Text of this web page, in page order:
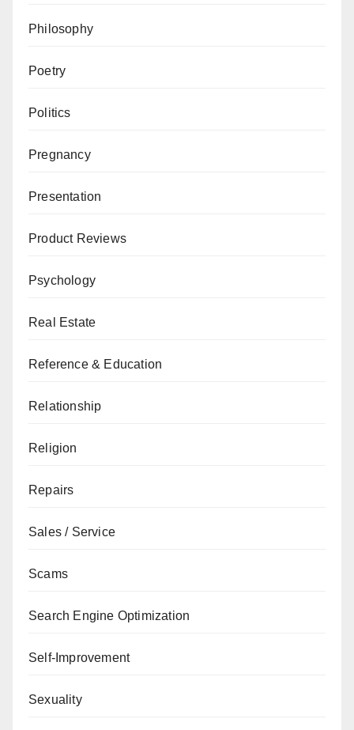
Philosophy
Poetry
Politics
Pregnancy
Presentation
Product Reviews
Psychology
Real Estate
Reference & Education
Relationship
Religion
Repairs
Sales / Service
Scams
Search Engine Optimization
Self-Improvement
Sexuality